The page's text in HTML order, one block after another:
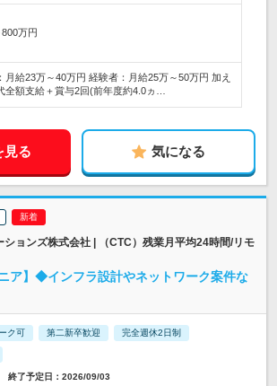
万円
月給23万～40万円 経験者：月給25万～50万円 加え
全額支給＋賞与2回(前年度約4.0ヵ…
見る 気になる
ションズ株式会社 | （CTC）残業月平均24時間/リモ
ア】◆インフラ設計やネットワーク案件な
ク可 第二新卒歓迎 完全週休2日制
終了予定日：2026/09/03